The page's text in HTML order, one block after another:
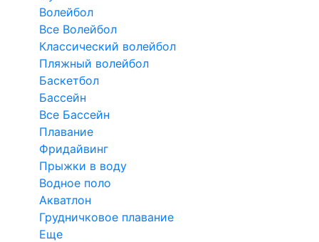
Волейбол
Все Волейбол
Классический волейбол
Пляжный волейбол
Баскетбол
Бассейн
Все Бассейн
Плавание
Фридайвинг
Прыжки в воду
Водное поло
Акватлон
Грудничковое плавание
Еще